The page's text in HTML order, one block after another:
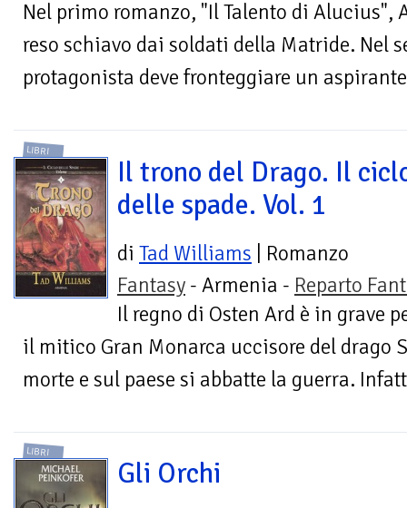
Nel primo romanzo, "Il Talento di Alucius",
reso schiavo dai soldati della Matride. Nel
protagonista deve fronteggiare un
LIBRI
Il trono del Drago. Il
delle spade. Vol. 1
di Tad Williams | Romanzo
Fantasy - Armenia - Reparto
Il regno di Osten Ard è in grave
il mitico Gran Monarca uccisore del drago
morte e sul paese si abbatte la guerra.
LIBRI
Gli Orchi